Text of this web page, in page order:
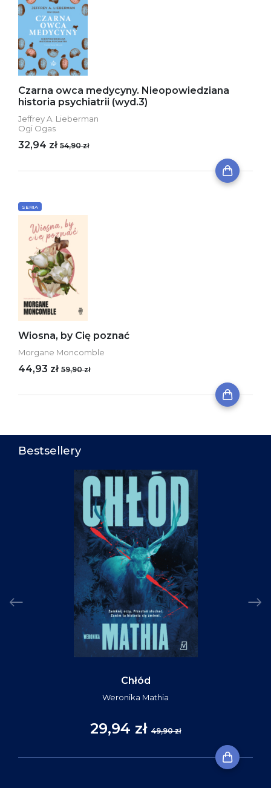
Czarna owca medycyny. Nieopowiedziana
historia psychiatrii (wyd.3)
Jeffrey A. Lieberman
Ogi Ogas
32,94 zł 54,90 zł
SERIA
Wiosna, by Cię poznać
Morgane Moncomble
44,93 zł 59,90 zł
Bestsellery
Chłód
Weronika Mathia
29,94 zł 49,90 zł